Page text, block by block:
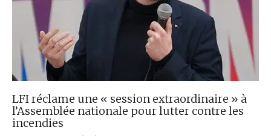
LFI réclame une « session extraordinaire » à
l’Assemblée nationale pour lutter contre les
incendies